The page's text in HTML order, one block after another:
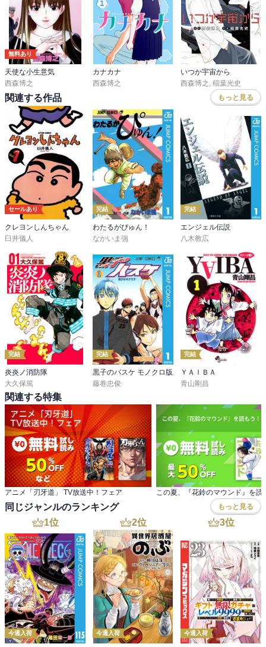
無料あり
天使な小生意気
西森博之
カナカナ
西森博之
いつか宇宙から
西森博之 , 稲葉光史
関連する作品 もっと見る
セールあり
クレヨンしんちゃん
臼井儀人
完結
わたるがぴゅん！
なかいま強
完結
エンジェル伝説
八木教広
完結
炎炎ノ消防隊
大久保篤
完結
黒子のバスケ モノクロ版
藤巻忠俊
完結
ＹＡＩＢＡ
青山剛昌
関連する特集
アニメ「刃牙道」 TV放送中！フェア
同じジャンルのランキング もっと見る
1位
今週入荷
2位
今週入荷
3位
今週入荷